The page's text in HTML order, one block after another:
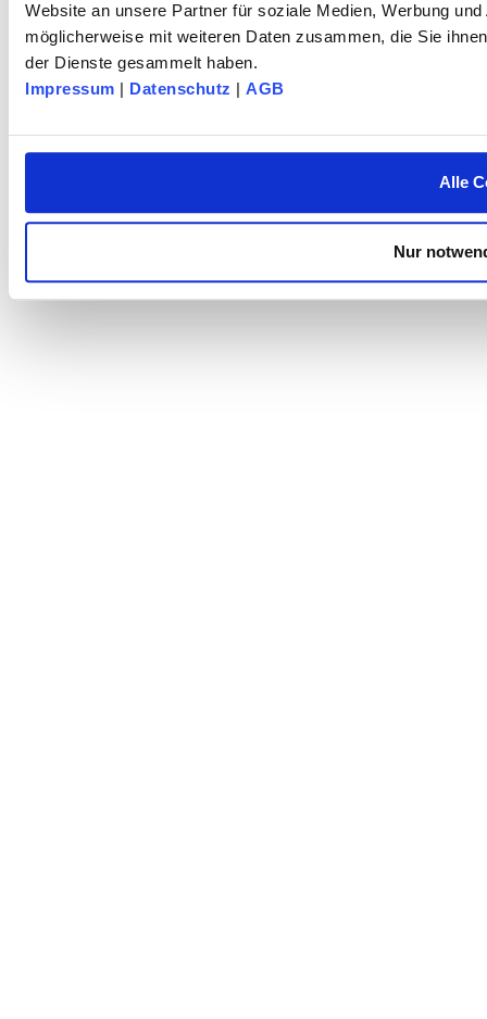
Website an unsere Partner für soziale Medien, Werbung
möglicherweise mit weiteren Daten zusammen, die Sie
der Dienste gesammelt haben.
Impressum | Datenschutz | AGB
Alle
Nur